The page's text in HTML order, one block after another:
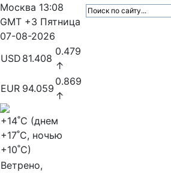
Москва 13:08
GMT +3 Пятница
07-08-2026
USD 81.408
0.479
↑
EUR 94.059
0.869
↑
+14˚C (днем
+17˚C, ночью
+10˚C)
Ветрено,